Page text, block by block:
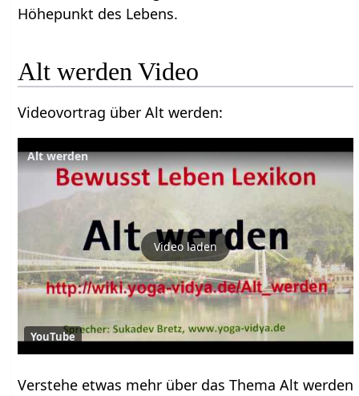
Höhepunkt des Lebens.
Alt werden‏‎ Video
Videovortrag über Alt werden‏‎:
Alt werden
Video laden
YouTube
Verstehe etwas mehr über das Thema Alt werden‏‎